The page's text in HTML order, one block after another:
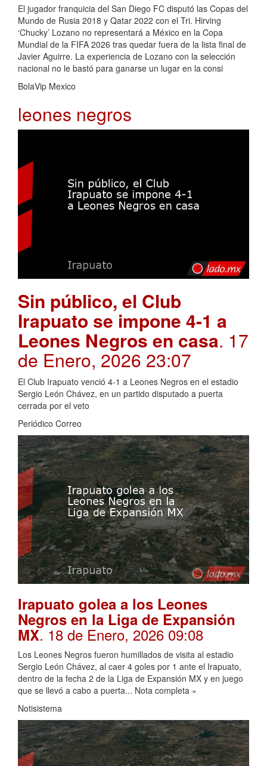
El jugador franquicia del San Diego FC disputó las Copas del
Mundo de Rusia 2018 y Qatar 2022 con el Tri. Hirving
‘Chucky’ Lozano no representará a México en la Copa
Mundial de la FIFA 2026 tras quedar fuera de la lista final de
Javier Aguirre. La experiencia de Lozano con la selección
nacional no le bastó para ganarse un lugar en la consi
BolaVip Mexico
leones negros
Sin público, el Club
Irapuato se impone 4-1 a
Leones Negros en casa. 17
de Enero, 2026 23:07
El Club Irapuato venció 4-1 a Leones Negros en el estadio
Sergio León Chávez, en un partido disputado a puerta
cerrada por el veto
Periódico Correo
Irapuato golea a los Leones
Negros en la Liga de Expansión
MX. 18 de Enero, 2026 09:08
Los Leones Negros fueron humillados de visita al estadio
Sergio León Chávez, al caer 4 goles por 1 ante el Irapuato,
dentro de la fecha 2 de la Liga de Expansión MX y en juego
que se llevó a cabo a puerta... Nota completa »
Notisistema